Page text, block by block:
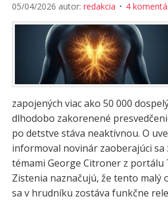
05/04/2026 autor: redakcia 4
zapojených viac ako 50 000
dlhodobo zakorenené
po detstve stáva neaktívnou. O
informoval novinár zaoberajúci sa
témami George Citroner z portálu
Zistenia naznačujú, že tento malý
sa v hrudníku zostáva funkčne